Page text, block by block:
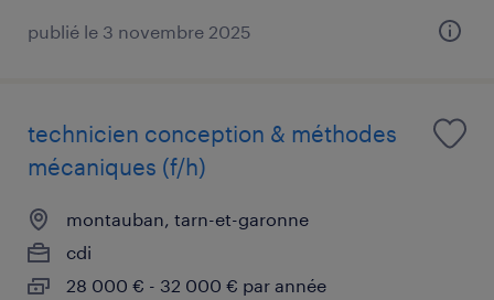
publié le 3 novembre 2025
technicien conception & méthodes
mécaniques (f/h)
montauban, tarn-et-garonne
cdi
28 000 € - 32 000 € par année